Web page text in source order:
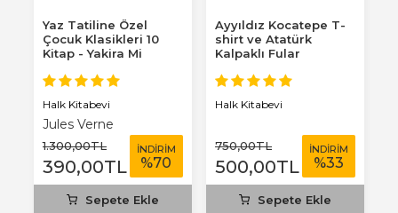
Yaz Tatiline Özel
Çocuk Klasikleri 10
Kitap - Yakira Mi
Halk Kitabevi
Jules Verne
1.300,00TL
390,00TL
İNDİRİM
%70
Sepete Ekle
Ayyıldız Kocatepe T-
shirt ve Atatürk
Kalpaklı Fular
Halk Kitabevi
750,00TL
500,00TL
İNDİRİM
%33
Sepete Ekle